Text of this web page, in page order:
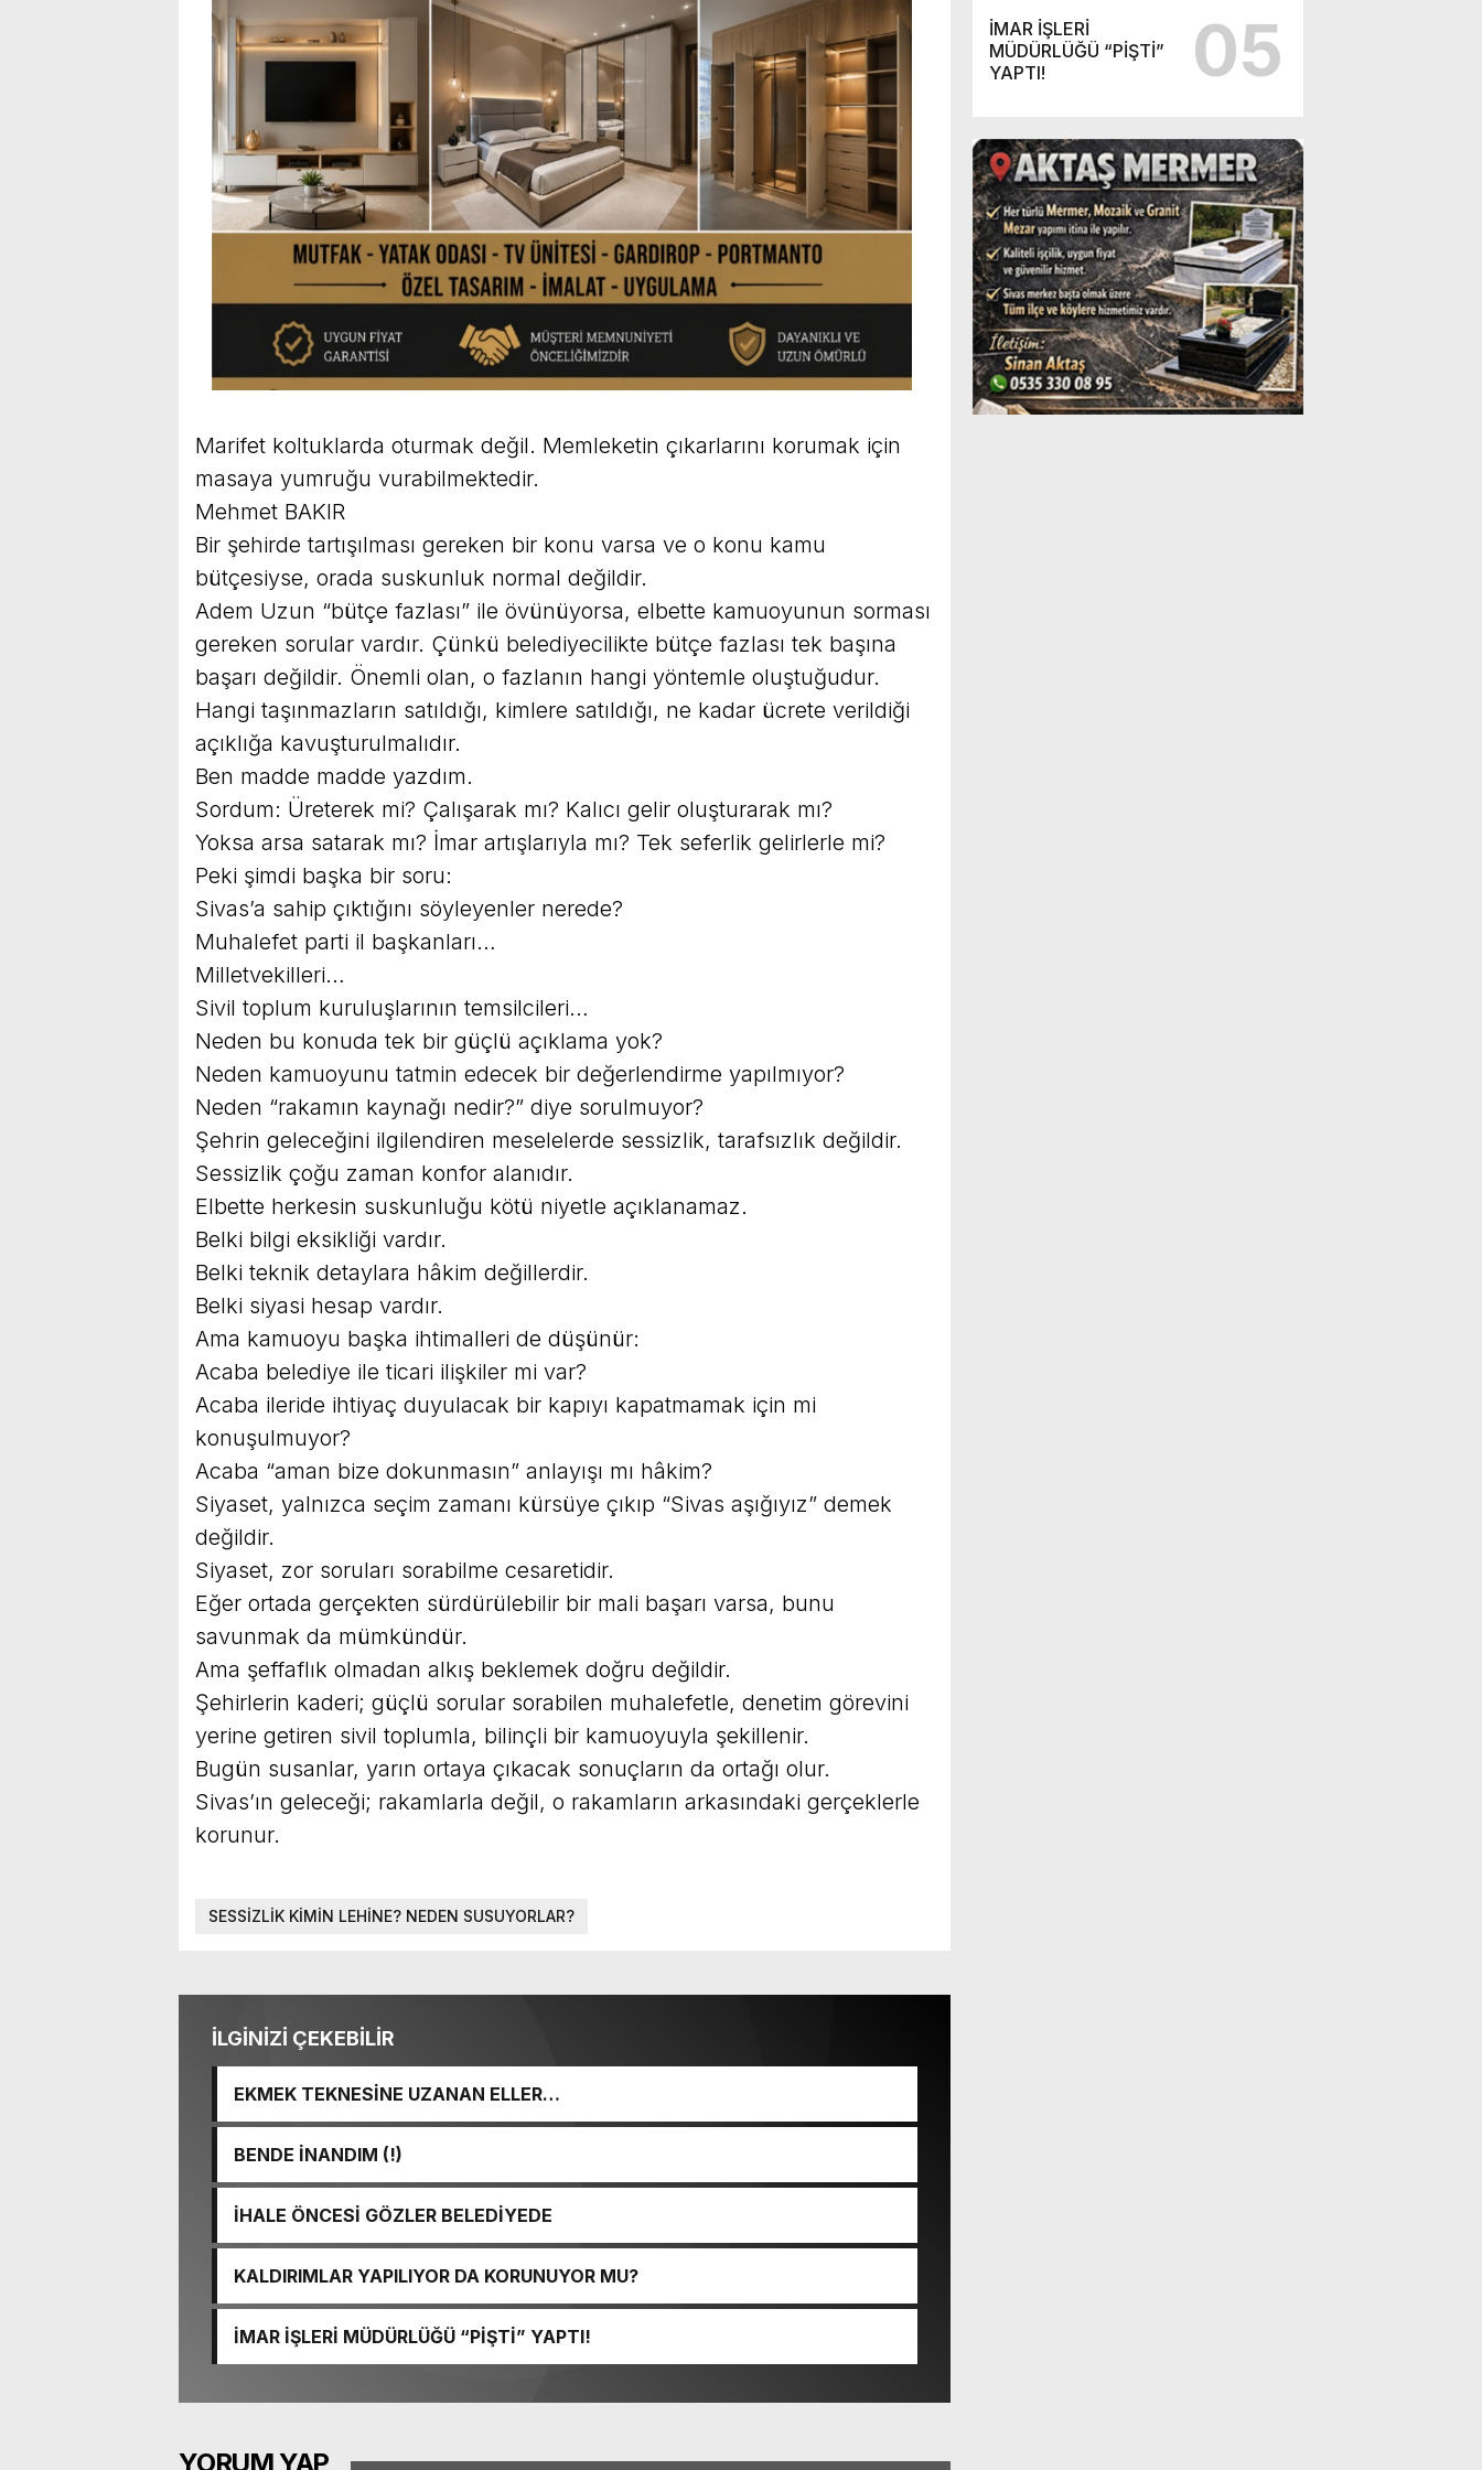
İMAR İŞLERİ
MÜDÜRLÜĞÜ “PİŞTİ”
YAPTI!
05
Marifet koltuklarda oturmak değil. Memleketin çıkarlarını korumak için
masaya yumruğu vurabilmektedir.
Mehmet BAKIR
Bir şehirde tartışılması gereken bir konu varsa ve o konu kamu
bütçesiyse, orada suskunluk normal değildir.
Adem Uzun “bütçe fazlası” ile övünüyorsa, elbette kamuoyunun sorması
gereken sorular vardır. Çünkü belediyecilikte bütçe fazlası tek başına
başarı değildir. Önemli olan, o fazlanın hangi yöntemle oluştuğudur.
Hangi taşınmazların satıldığı, kimlere satıldığı, ne kadar ücrete verildiği
açıklığa kavuşturulmalıdır.
Ben madde madde yazdım.
Sordum: Üreterek mi? Çalışarak mı? Kalıcı gelir oluşturarak mı?
Yoksa arsa satarak mı? İmar artışlarıyla mı? Tek seferlik gelirlerle mi?
Peki şimdi başka bir soru:
Sivas’a sahip çıktığını söyleyenler nerede?
Muhalefet parti il başkanları…
Milletvekilleri…
Sivil toplum kuruluşlarının temsilcileri…
Neden bu konuda tek bir güçlü açıklama yok?
Neden kamuoyunu tatmin edecek bir değerlendirme yapılmıyor?
Neden “rakamın kaynağı nedir?” diye sorulmuyor?
Şehrin geleceğini ilgilendiren meselelerde sessizlik, tarafsızlık değildir.
Sessizlik çoğu zaman konfor alanıdır.
Elbette herkesin suskunluğu kötü niyetle açıklanamaz.
Belki bilgi eksikliği vardır.
Belki teknik detaylara hâkim değillerdir.
Belki siyasi hesap vardır.
Ama kamuoyu başka ihtimalleri de düşünür:
Acaba belediye ile ticari ilişkiler mi var?
Acaba ileride ihtiyaç duyulacak bir kapıyı kapatmamak için mi
konuşulmuyor?
Acaba “aman bize dokunmasın” anlayışı mı hâkim?
Siyaset, yalnızca seçim zamanı kürsüye çıkıp “Sivas aşığıyız” demek
değildir.
Siyaset, zor soruları sorabilme cesaretidir.
Eğer ortada gerçekten sürdürülebilir bir mali başarı varsa, bunu
savunmak da mümkündür.
Ama şeffaflık olmadan alkış beklemek doğru değildir.
Şehirlerin kaderi; güçlü sorular sorabilen muhalefetle, denetim görevini
yerine getiren sivil toplumla, bilinçli bir kamuoyuyla şekillenir.
Bugün susanlar, yarın ortaya çıkacak sonuçların da ortağı olur.
Sivas’ın geleceği; rakamlarla değil, o rakamların arkasındaki gerçeklerle
korunur.
SESSİZLİK KİMİN LEHİNE? NEDEN SUSUYORLAR?
İLGİNİZİ ÇEKEBİLİR
EKMEK TEKNESİNE UZANAN ELLER…
BENDE İNANDIM (!)
İHALE ÖNCESİ GÖZLER BELEDİYEDE
KALDIRIMLAR YAPILIYOR DA KORUNUYOR MU?
İMAR İŞLERİ MÜDÜRLÜĞÜ “PİŞTİ” YAPTI!
YORUM YAP